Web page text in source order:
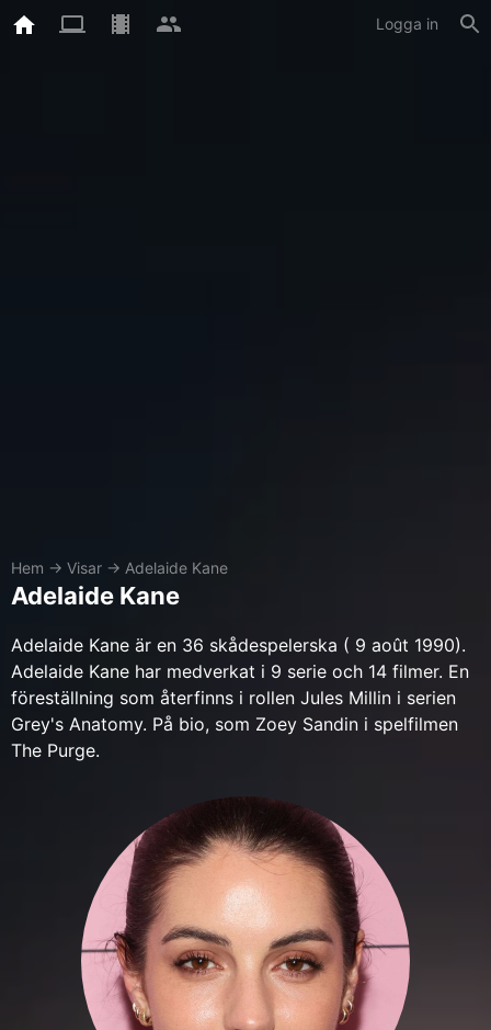
Logga in
Hem → Visar → Adelaide Kane
Adelaide Kane
Adelaide Kane är en 36 skådespelerska ( 9 août 1990).
Adelaide Kane har medverkat i 9 serie och 14 filmer. En
föreställning som återfinns i rollen Jules Millin i serien
Grey's Anatomy. På bio, som Zoey Sandin i spelfilmen
The Purge.